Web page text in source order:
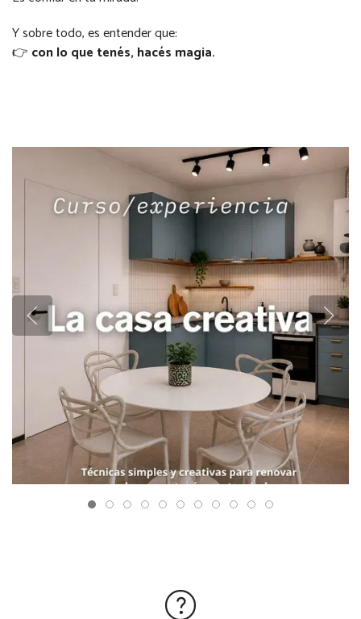
Y sobre todo, es entender que:
👉 con lo que tenés, hacés magia.